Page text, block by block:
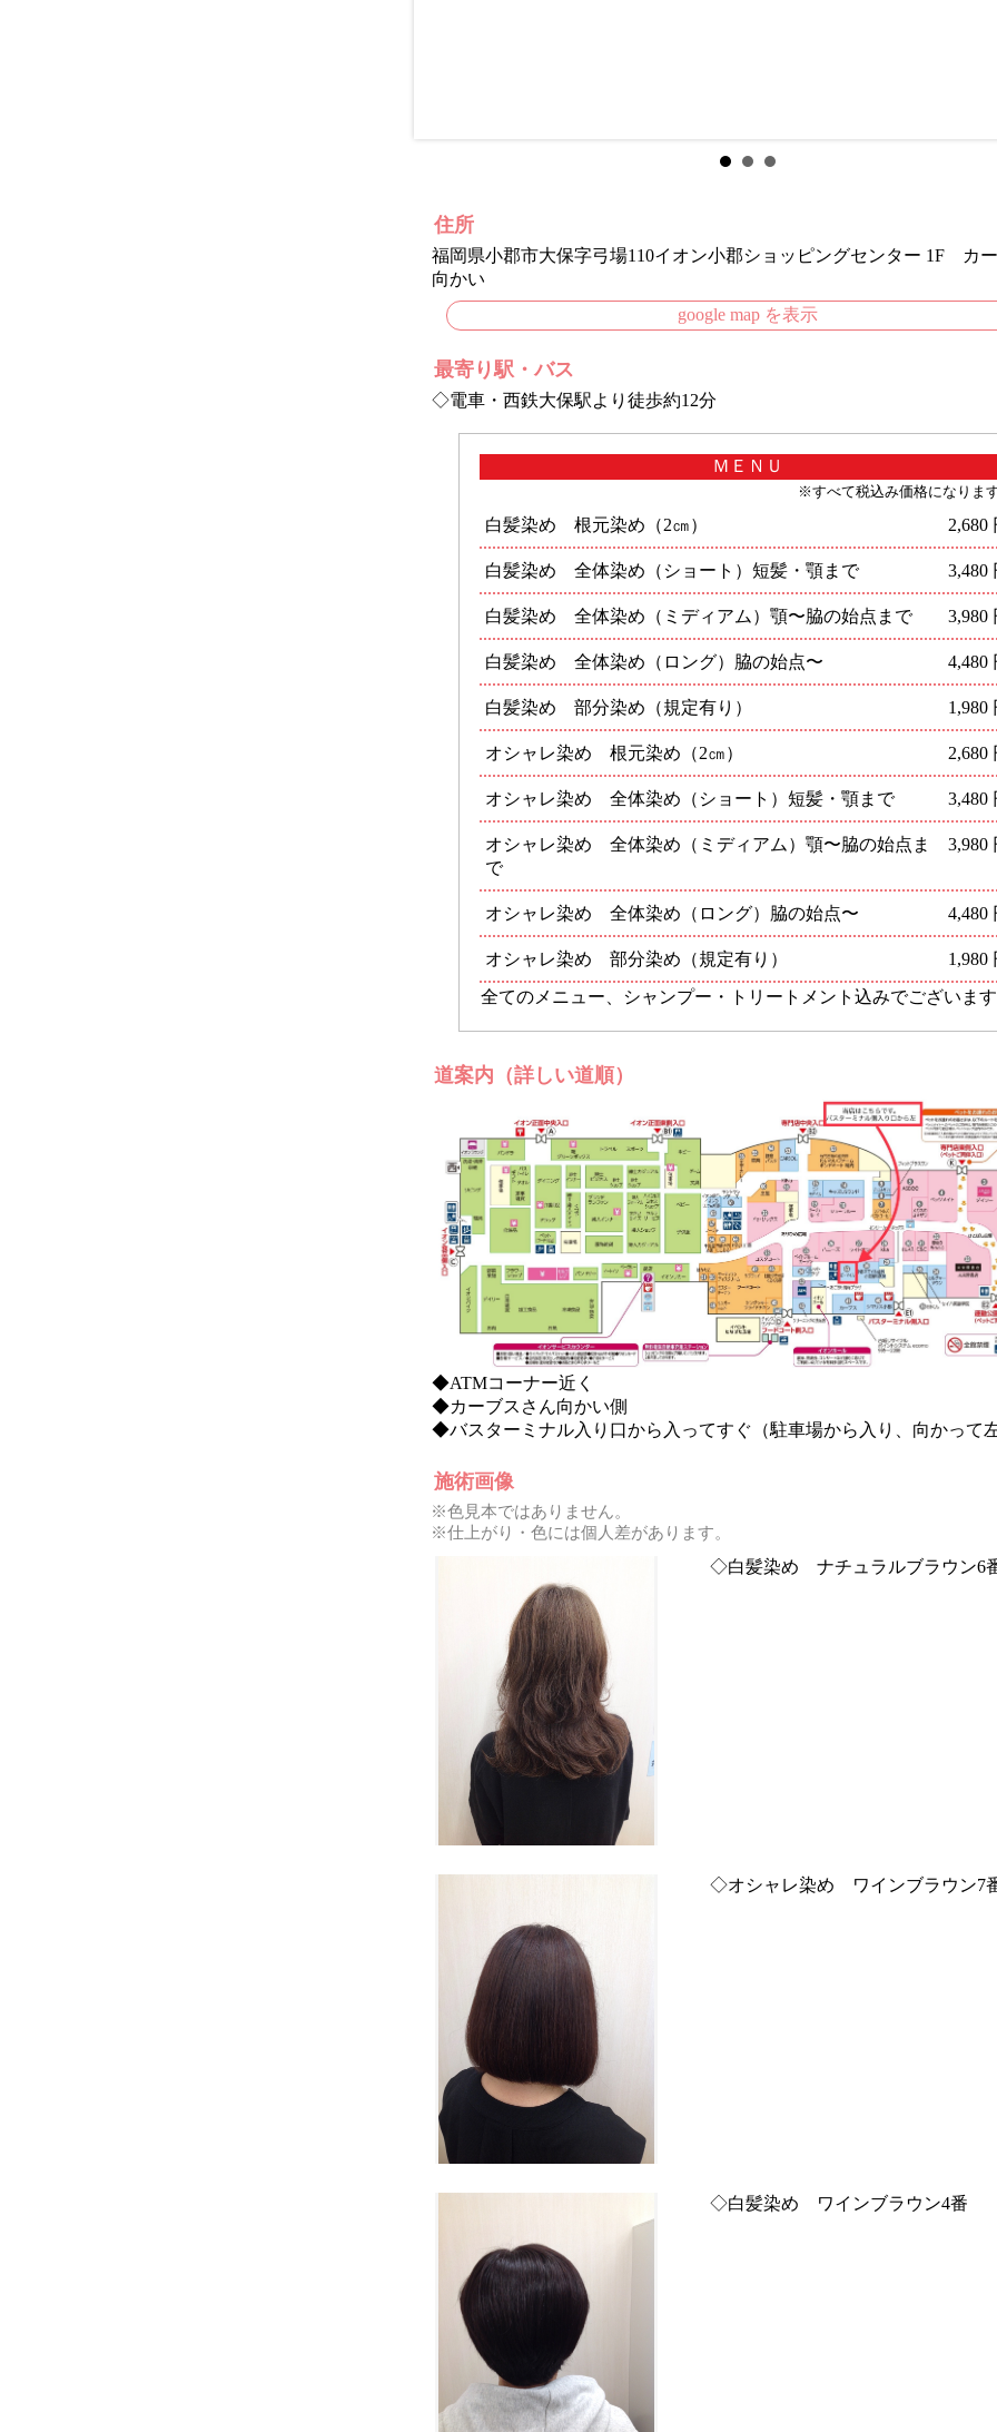
住所
福岡県小郡市大保字弓場110イオン小郡ショッピングセンター 1F カ
向かい
google map を表示
最寄り駅・バス
◇電車・西鉄大保駅より徒歩約12分
ＭＥＮＵ
※すべて税込み価格になりま
白髪染め 根元染め（2㎝） 2,680
白髪染め 全体染め（ショート）短髪・顎まで 3,480
白髪染め 全体染め（ミディアム）顎〜脇の始点まで 3,980
白髪染め 全体染め（ロング）脇の始点〜 4,480
白髪染め 部分染め（規定有り） 1,980
オシャレ染め 根元染め（2㎝） 2,680
オシャレ染め 全体染め（ショート）短髪・顎まで 3,480
オシャレ染め 全体染め（ミディアム）顎〜脇の始点ま
で
3,980
オシャレ染め 全体染め（ロング）脇の始点〜 4,480
オシャレ染め 部分染め（規定有り）
1,980
全てのメニュー、シャンプー・トリートメント込みでございま
道案内（詳しい道順）
◆ATMコーナー近く
◆カーブスさん向かい側
◆バスターミナル入り口から入ってすぐ（駐車場から入り、向かって
施術画像
※色見本ではありません。
※仕上がり・色には個人差があります。
◇白髪染め ナチュラルブラウン6
◇オシャレ染め ワインブラウン7
◇白髪染め ワインブラウン4番